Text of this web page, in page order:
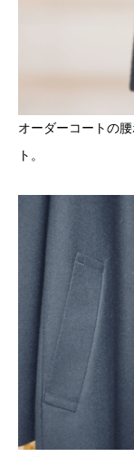
オーダーコートの
ト。